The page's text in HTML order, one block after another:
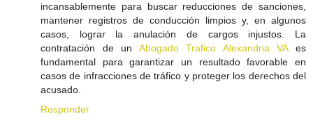
incansablemente para buscar reducciones de sanciones,
mantener registros de conducción limpios y, en algunos
casos, lograr la anulación de cargos injustos. La
contratación de un Abogado Trafico Alexandria VAes
fundamental para garantizar un resultado favorable en
casos de infracciones de tráfico y proteger los derechos del
acusado.
Responder